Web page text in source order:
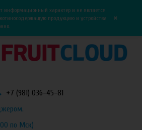
0
информационный характер и не является
продукцию и устройства
×
+7 (981) 036-45-81
по Мск)